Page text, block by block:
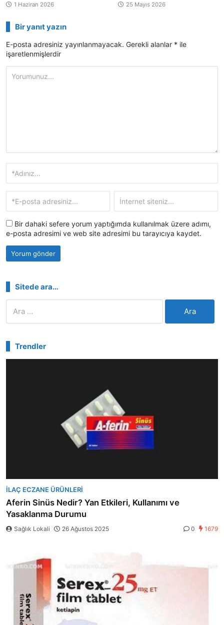
1 Haziran 2026 25 Mayıs 2026
Bir yanıt yazın
E-posta adresiniz yayınlanmayacak. Gerekli alanlar * ile
işaretlenmişlerdir
Bir dahaki sefere yorum yaptığımda kullanılmak üzere adımı,
e-posta adresimi ve web site adresimi bu tarayıcıya kaydet.
Sitede ara…
Trendler
İLAÇ ECZANE ÜRÜNLERI
Aferin Sinüs Nedir? Yan Etkileri, Kullanımı ve
Yasaklanma Durumu
Sağlık Lokali 26 Ağustos 2025 0 1679